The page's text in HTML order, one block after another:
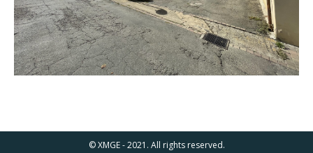
© XMGE - 2021. All rights reserved.